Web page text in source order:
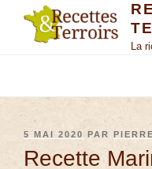
La
5 MAI 2020 PAR
Recette